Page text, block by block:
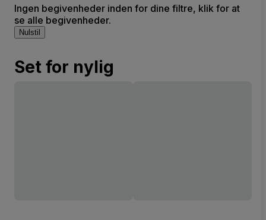
Ingen begivenheder inden for dine filtre, klik for at
se alle begivenheder.
Nulstil
Set for nylig